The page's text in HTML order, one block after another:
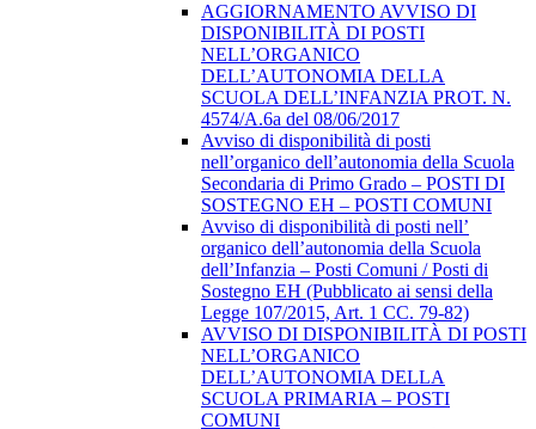
AGGIORNAMENTO AVVISO DI
DISPONIBILITÀ DI POSTI
NELL’ORGANICO
DELL’AUTONOMIA DELLA
SCUOLA DELL’INFANZIA PROT. N.
4574/A.6a del 08/06/2017
Avviso di disponibilità di posti
nell’organico dell’autonomia della Scuola
Secondaria di Primo Grado – POSTI DI
SOSTEGNO EH – POSTI COMUNI
Avviso di disponibilità di posti nell’
organico dell’autonomia della Scuola
dell’Infanzia – Posti Comuni / Posti di
Sostegno EH (Pubblicato ai sensi della
Legge 107/2015, Art. 1 CC. 79-82)
AVVISO DI DISPONIBILITÀ DI POSTI
NELL’ORGANICO
DELL’AUTONOMIA DELLA
SCUOLA PRIMARIA – POSTI
COMUNI